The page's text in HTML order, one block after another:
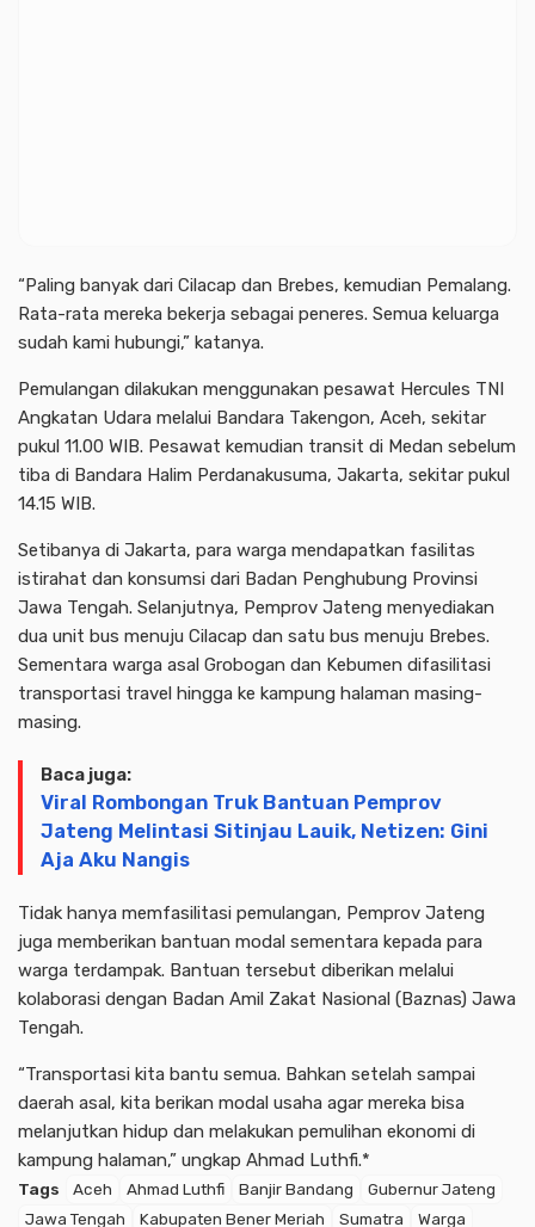
“Paling banyak dari Cilacap dan Brebes, kemudian Pemalang.
Rata-rata mereka bekerja sebagai peneres. Semua keluarga
sudah kami hubungi,” katanya.
Pemulangan dilakukan menggunakan pesawat Hercules TNI
Angkatan Udara melalui Bandara Takengon, Aceh, sekitar
pukul 11.00 WIB. Pesawat kemudian transit di Medan sebelum
tiba di Bandara Halim Perdanakusuma, Jakarta, sekitar pukul
14.15 WIB.
Setibanya di Jakarta, para warga mendapatkan fasilitas
istirahat dan konsumsi dari Badan Penghubung Provinsi
Jawa Tengah. Selanjutnya, Pemprov Jateng menyediakan
dua unit bus menuju Cilacap dan satu bus menuju Brebes.
Sementara warga asal Grobogan dan Kebumen difasilitasi
transportasi travel hingga ke kampung halaman masing-
masing.
Baca juga:
Viral Rombongan Truk Bantuan Pemprov
Jateng Melintasi Sitinjau Lauik, Netizen: Gini
Aja Aku Nangis
Tidak hanya memfasilitasi pemulangan, Pemprov Jateng
juga memberikan bantuan modal sementara kepada para
warga terdampak. Bantuan tersebut diberikan melalui
kolaborasi dengan Badan Amil Zakat Nasional (Baznas) Jawa
Tengah.
“Transportasi kita bantu semua. Bahkan setelah sampai
daerah asal, kita berikan modal usaha agar mereka bisa
melanjutkan hidup dan melakukan pemulihan ekonomi di
kampung halaman,” ungkap Ahmad Luthfi.*
Tags Aceh Ahmad Luthfi Banjir Bandang
Gubernur Jateng
Jawa Tengah
Kabupaten Bener Meriah Sumatra Warga